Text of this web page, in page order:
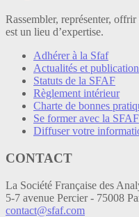
Rassembler, représenter,
est un lieu d’expertise.
Adhérer à la Sfaf
Actualités et
Statuts de la SFAF
Règlement intérieur
Charte de bonnes
Se former avec la SFAF
Diffuser votre
CONTACT
La Société Française des
5-7 avenue Percier - 75008
contact@sfaf.com